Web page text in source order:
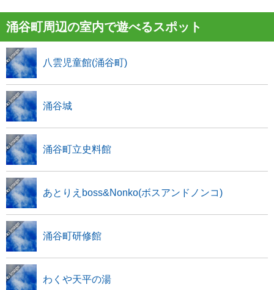
涌谷町周辺の室内で遊べるスポット
八雲児童館(涌谷町)
涌谷城
涌谷町立史料館
あとりえboss&Nonko(ボスアンドノンコ)
涌谷町研修館
わくや天平の湯